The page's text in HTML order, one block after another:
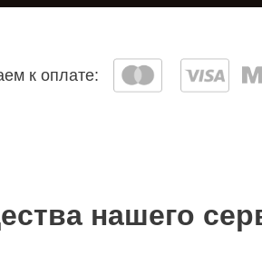
к оплате:
нашего